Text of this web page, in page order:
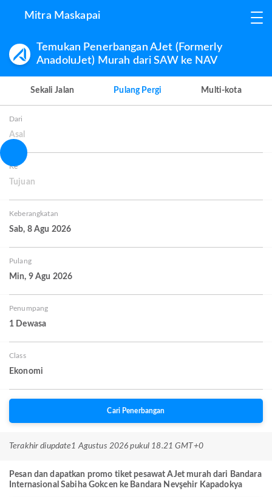
Mitra Maskapai
Temukan Penerbangan AJet (Formerly
AnadoluJet) Murah dari SAW ke NAV
Sekali Jalan Pulang Pergi Multi-kota
Dari
Asal
Ke
Tujuan
Keberangkatan
Sab, 8 Agu 2026
Pulang
Min, 9 Agu 2026
Penumpang
1 Dewasa
Class
Ekonomi
Cari Penerbangan
Terakhir diupdate1 Agustus 2026 pukul 18.21 GMT+0
Pesan dan dapatkan promo tiket pesawat AJet murah dari Bandara
Internasional Sabiha Gokcen ke Bandara Nevşehir Kapadokya